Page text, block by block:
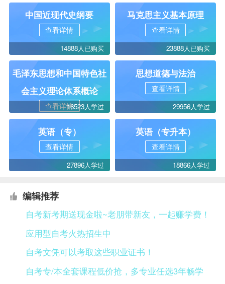
中国近现代史纲要
查看详情
14888人已购买
马克思主义基本原理
查看详情
23888人已购买
毛泽东思想和中国特色社
会主义理论体系概论
查看详情16523人学过
思想道德与法治
查看详情
29956人学过
英语（专）
查看详情
27896人学过
英语（专升本）
查看详情
18866人学过
编辑推荐
自考新考期送现金啦~老朋带新友，一起赚学费！
应用型自考火热招生中
自考文凭可以考取这些职业证书！
自考专/本全套课程低价抢，多专业任选3年畅学